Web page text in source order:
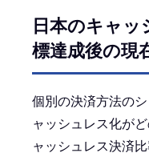
日本のキャッ
標達成後の現
個別の決済方法の
ャッシュレス化が
ャッシュレス決済